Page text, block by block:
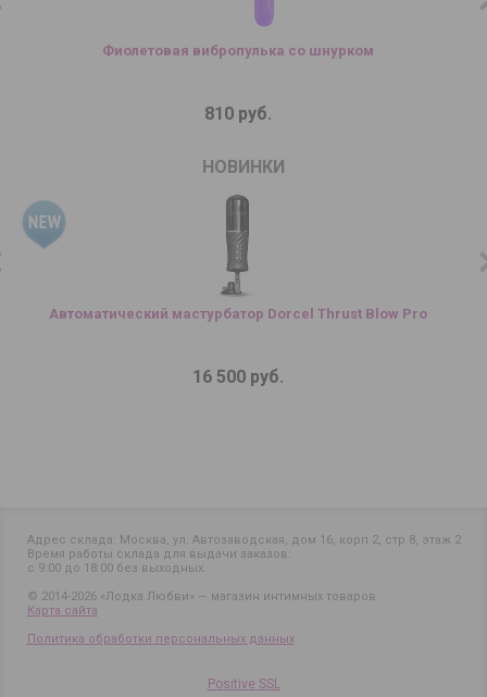
Фиолетовая вибропулька со шнурком
810 руб.
НОВИНКИ
Автоматический мастурбатор Dorcel Thrust Blow Pro
16 500 руб.
Адрес склада: Москва, ул. Автозаводская, дом 16, корп 2, стр 8, этаж 2
Время работы склада для выдачи заказов:
с 9:00 до 18:00 без выходных.
© 2014-2026 «Лодка Любви» — магазин интимных товаров
Карта сайта
Политика обработки персональных данных
Positive SSL